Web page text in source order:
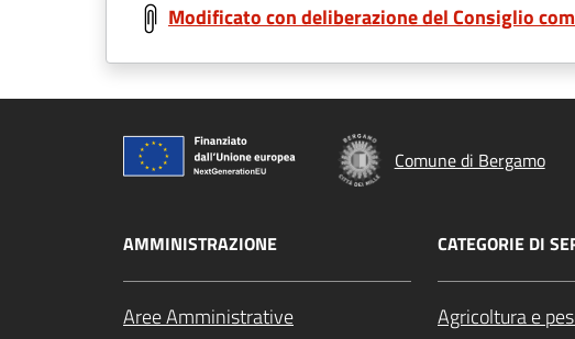
Modificato con deliberazione del Consiglio
Comune di Bergamo
AMMINISTRAZIONE
Aree Amministrative
CATEGORIE DI
Agricoltura e